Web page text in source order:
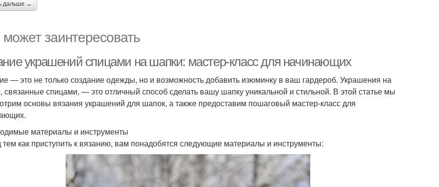
дальше →
заинтересовать
украшений спицами на шапки: мастер-класс для начинающих
— это не только создание одежды, но и возможность добавить изюминку в ваш гардероб. Украшения на
связанные спицами, — это отличный способ сделать вашу шапку уникальной и стильной. В этой статье мы
основы вязания украшений для шапок, а также предоставим пошаговый мастер-класс для
материалы и инструменты
как приступить к вязанию, вам понадобятся следующие материалы и инструменты: